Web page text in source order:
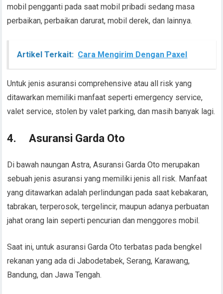
mobil pengganti pada saat mobil pribadi sedang masa
perbaikan, perbaikan darurat, mobil derek, dan lainnya.
Artikel Terkait: Cara Mengirim Dengan Paxel
Untuk jenis asuransi comprehensive atau all risk yang
ditawarkan memiliki manfaat seperti emergency service,
valet service, stolen by valet parking, dan masih banyak lagi.
4.Asuransi Garda Oto
Di bawah naungan Astra, Asuransi Garda Oto merupakan
sebuah jenis asuransi yang memiliki jenis all risk. Manfaat
yang ditawarkan adalah perlindungan pada saat kebakaran,
tabrakan, terperosok, tergelincir, maupun adanya perbuatan
jahat orang lain seperti pencurian dan menggores mobil.
Saat ini, untuk asuransi Garda Oto terbatas pada bengkel
rekanan yang ada di Jabodetabek, Serang, Karawang,
Bandung, dan Jawa Tengah.